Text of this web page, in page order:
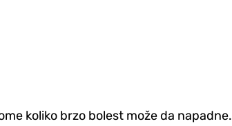
koliko brzo bolest može da napadne.